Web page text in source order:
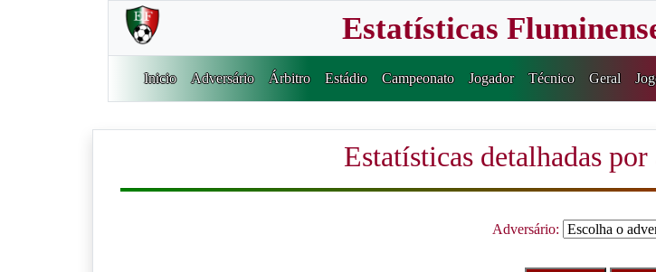
Estatísticas
Inicio Adversário Árbitro Estádio Campeonato Jogador Técnico Geral
Estatísticas detalhadas
Adversário: